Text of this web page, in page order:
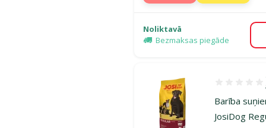
Noliktavā
Bezmaksas piegāde
Barība
JosiDog